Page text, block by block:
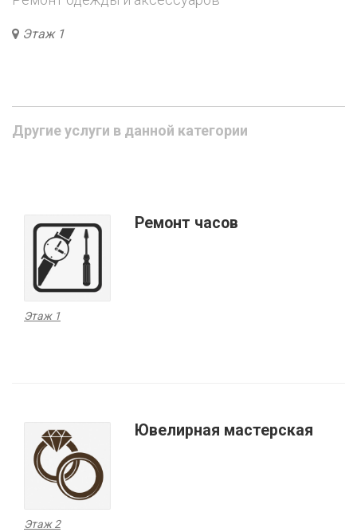
Этаж 1
Другие услуги в данной категории
Ремонт часов
Этаж 1
Ювелирная мастерская
Этаж 2